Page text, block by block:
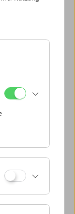
Originalfotos,
Autoren
junge Frau in